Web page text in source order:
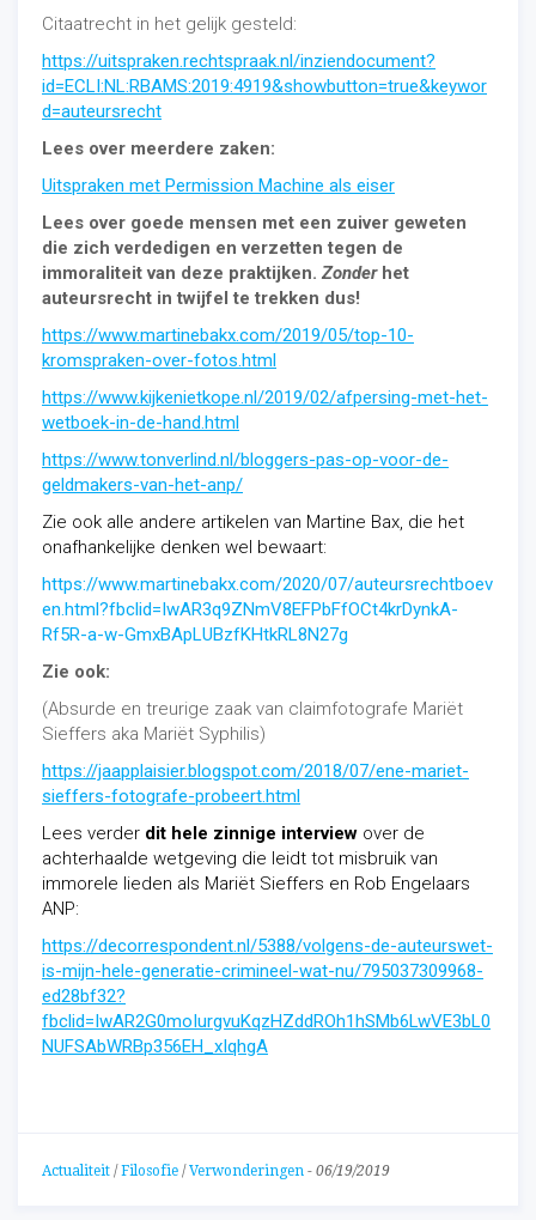
Citaatrecht in het gelijk gesteld:
https://uitspraken.rechtspraak.nl/inziendocument?
id=ECLI:NL:RBAMS:2019:4919&showbutton=true&keywor
d=auteursrecht
Lees over meerdere zaken:
Uitspraken met Permission Machine als eiser
Lees over goede mensen met een zuiver geweten
die zich verdedigen en verzetten tegen de
immoraliteit van deze praktijken.Zonderhet
auteursrecht in twijfel te trekken dus!
https://www.martinebakx.com/2019/05/top-10-
kromspraken-over-fotos.html
https://www.kijkenietkope.nl/2019/02/afpersing-met-het-
wetboek-in-de-hand.html
https://www.tonverlind.nl/bloggers-pas-op-voor-de-
geldmakers-van-het-anp/
Zie ook alle andere artikelen van Martine Bax, die het
onafhankelijke denken wel bewaart:
https://www.martinebakx.com/2020/07/auteursrechtboev
en.html?fbclid=IwAR3q9ZNmV8EFPbFfOCt4krDynkA-
Rf5R-a-w-GmxBApLUBzfKHtkRL8N27g
Zie ook:
(Absurde en treurige zaak van claimfotografe Mariët
Sieffers aka Mariët Syphilis)
https://jaapplaisier.blogspot.com/2018/07/ene-mariet-
sieffers-fotografe-probeert.html
Lees verder dit hele zinnige interview over de
achterhaalde wetgeving die leidt tot misbruik van
immorele lieden als Mariët Sieffers en Rob Engelaars
ANP:
https://decorrespondent.nl/5388/volgens-de-auteurswet-
is-mijn-hele-generatie-crimineel-wat-nu/795037309968-
ed28bf32?
fbclid=IwAR2G0moIurgvuKqzHZddROh1hSMb6LwVE3bL0
NUFSAbWRBp356EH_xIqhgA
Actualiteit / Filosofie / Verwonderingen - 06/19/2019